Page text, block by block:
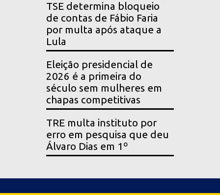
TSE determina bloqueio
de contas de Fábio Faria
por multa após ataque a
Lula
Eleição presidencial de
2026 é a primeira do
século sem mulheres em
chapas competitivas
TRE multa instituto por
erro em pesquisa que deu
Álvaro Dias em 1º